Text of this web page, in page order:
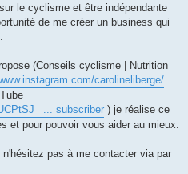
le cyclisme et être indépendante
de me créer un business qui
(Conseils cyclisme | Nutrition
carolineliberge/
... subscriber ) je réalise ce
et pour pouvoir vous aider au mieux.
pas à me contacter via par